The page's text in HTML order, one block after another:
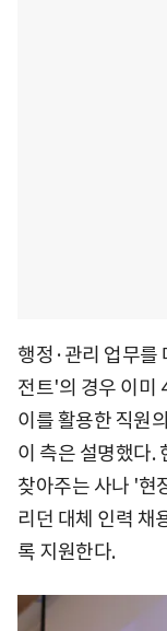
행정·관리 업무를
전트'의 경우 이미
이를 활용한 직원
이 측은 설명했다.
찾아주는 사나 '현
리던 대체 인력 채
록 지원한다.